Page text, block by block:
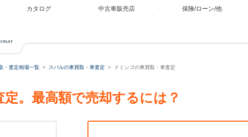
カタログ 中古車販売店 保険/ローン/他
・査定相場一覧 スバルの車買取・車査定 ドミンゴの車買取・車査定
定。最高額で売却するには？